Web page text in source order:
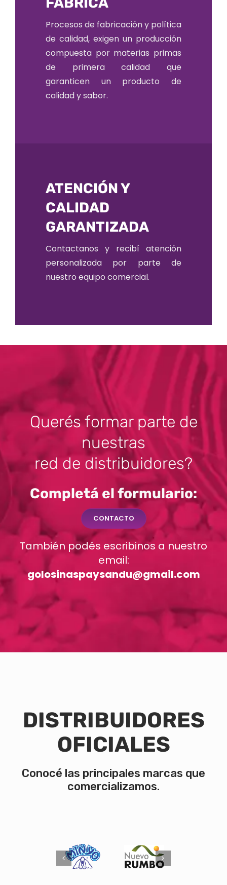
Procesos de fabricación y política
de calidad, exigen un producción
compuesta por materias primas
de primera calidad que
garanticen un producto de
calidad y sabor.
ATENCIÓN Y
CALIDAD
GARANTIZADA
Contactanos y recibí atención
personalizada por parte de
nuestro equipo comercial.
Querés formar parte de
nuestras
red de distribuidores?
Completá el formulario:
CONTACTO
También podés escribinos a nuestro
email:
golosinaspaysandu@gmail.com
DISTRIBUIDORES
OFICIALES
Conocé las principales marcas que
comercializamos.